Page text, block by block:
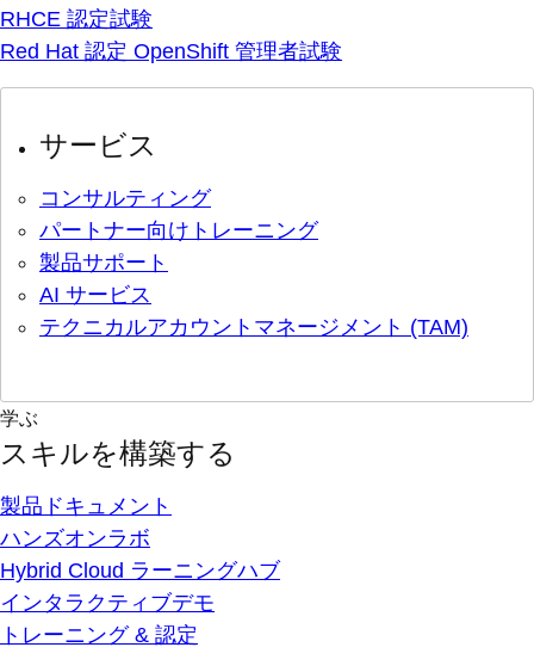
RHCE 認定試験
Red Hat 認定 OpenShift 管理者試験
サービス
コンサルティング
パートナー向けトレーニング
製品サポート
AI サービス
テクニカルアカウントマネージメント (TAM)
学ぶ
スキルを構築する
製品ドキュメント
ハンズオンラボ
Hybrid Cloud ラーニングハブ
インタラクティブデモ
トレーニング & 認定